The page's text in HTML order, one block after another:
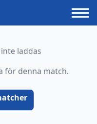
laddas
för denna match.